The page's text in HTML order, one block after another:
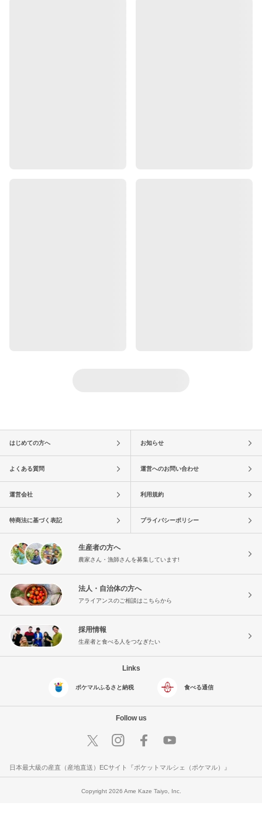
はじめての方へ お知らせ
よくある質問 運営へのお問い合わせ
運営会社 利用規約
特商法に基づく表記 プライバシーポリシー
生産者の方へ
農家さん・漁師さんを募集しています!
法人・自治体の方へ
アライアンスのご相談はこちらから
採用情報
生産者と食べる人をつなぎたい
Links
ポケマルふるさと納税 食べる通信
Follow us
日本最大級の産直（産地直送）ECサイト『ポケットマルシェ（ポケマル）』
Copyright 2026 Ame Kaze Taiyo, Inc.